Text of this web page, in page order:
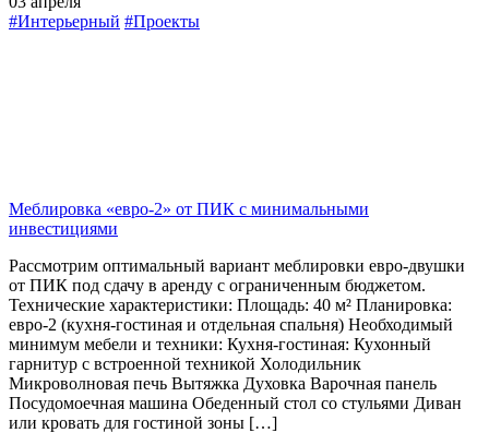
#Интерьерный #Проекты
Меблировка «евро-2» от ПИК с минимальными
инвестициями
Рассмотрим оптимальный вариант меблировки евро-двушки
от ПИК под сдачу в аренду с ограниченным бюджетом.
Технические характеристики: Площадь: 40 м² Планировка:
евро-2 (кухня-гостиная и отдельная спальня) Необходимый
минимум мебели и техники: Кухня-гостиная: Кухонный
гарнитур с встроенной техникой Холодильник
Микроволновая печь Вытяжка Духовка Варочная панель
Посудомоечная машина Обеденный стол со стульями Диван
или кровать для гостиной зоны […]